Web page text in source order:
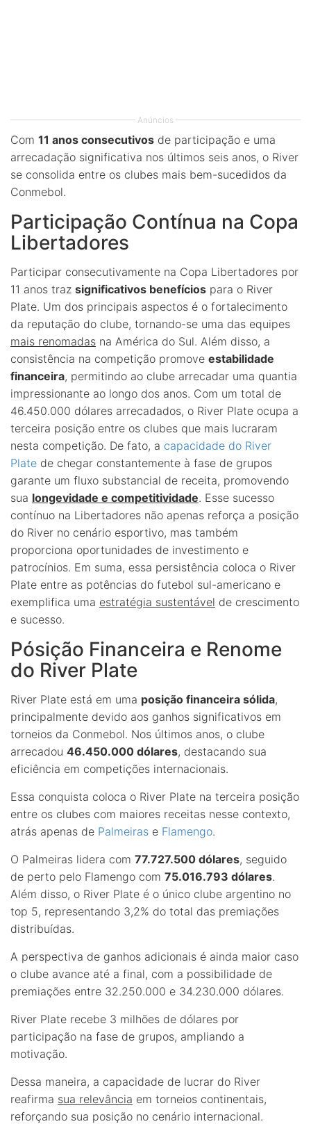
Anúncios
Com 11 anos consecutivos de participação e uma
arrecadação significativa nos últimos seis anos, o River
se consolida entre os clubes mais bem-sucedidos da
Conmebol.
Participação Contínua na Copa
Libertadores
Participar consecutivamente na Copa Libertadores por
11 anos traz significativos benefícios para o River
Plate. Um dos principais aspectos é o fortalecimento
da reputação do clube, tornando-se uma das equipes
mais renomadas na América do Sul. Além disso, a
consistência na competição promove estabilidade
financeira, permitindo ao clube arrecadar uma quantia
impressionante ao longo dos anos. Com um total de
46.450.000 dólares arrecadados, o River Plate ocupa a
terceira posição entre os clubes que mais lucraram
nesta competição. De fato, a capacidade do River
Plate de chegar constantemente à fase de grupos
garante um fluxo substancial de receita, promovendo
sua longevidade e competitividade. Esse sucesso
contínuo na Libertadores não apenas reforça a posição
do River no cenário esportivo, mas também
proporciona oportunidades de investimento e
patrocínios. Em suma, essa persistência coloca o River
Plate entre as potências do futebol sul-americano e
exemplifica uma estratégia sustentável de crescimento
e sucesso.
Pósição Financeira e Renome
do River Plate
River Plate está em uma posição financeira sólida,
principalmente devido aos ganhos significativos em
torneios da Conmebol. Nos últimos anos, o clube
arrecadou 46.450.000 dólares, destacando sua
eficiência em competições internacionais.
Essa conquista coloca o River Plate na terceira posição
entre os clubes com maiores receitas nesse contexto,
atrás apenas de Palmeiras e Flamengo.
O Palmeiras lidera com 77.727.500 dólares, seguido
de perto pelo Flamengo com 75.016.793 dólares.
Além disso, o River Plate é o único clube argentino no
top 5, representando 3,2% do total das premiações
distribuídas.
A perspectiva de ganhos adicionais é ainda maior caso
o clube avance até a final, com a possibilidade de
premiações entre 32.250.000 e 34.230.000 dólares.
River Plate recebe 3 milhões de dólares por
participação na fase de grupos, ampliando a
motivação.
Dessa maneira, a capacidade de lucrar do River
reafirma sua relevância em torneios continentais,
reforçando sua posição no cenário internacional.